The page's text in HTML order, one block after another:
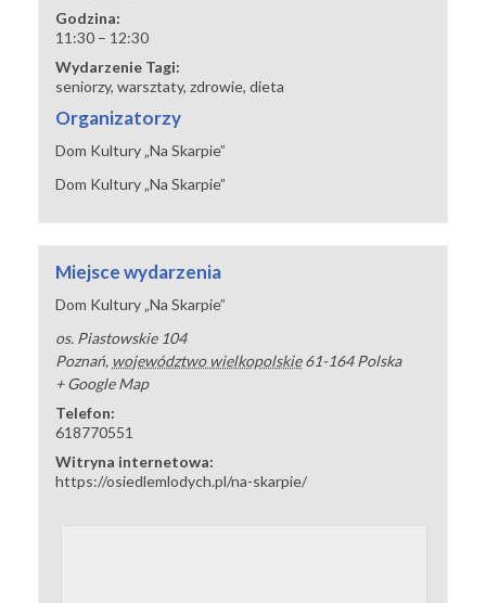
Godzina:
11:30 – 12:30
Wydarzenie Tagi:
seniorzy,warsztaty,zdrowie,dieta
Organizatorzy
Dom Kultury „Na Skarpie”
Dom Kultury „Na Skarpie”
Miejsce wydarzenia
Dom Kultury „Na Skarpie”
os. Piastowskie 104
Poznań, województwo wielkopolskie 61-164 Polska
+ Google Map
Telefon:
618770551
Witryna internetowa:
https://osiedlemlodych.pl/na-skarpie/